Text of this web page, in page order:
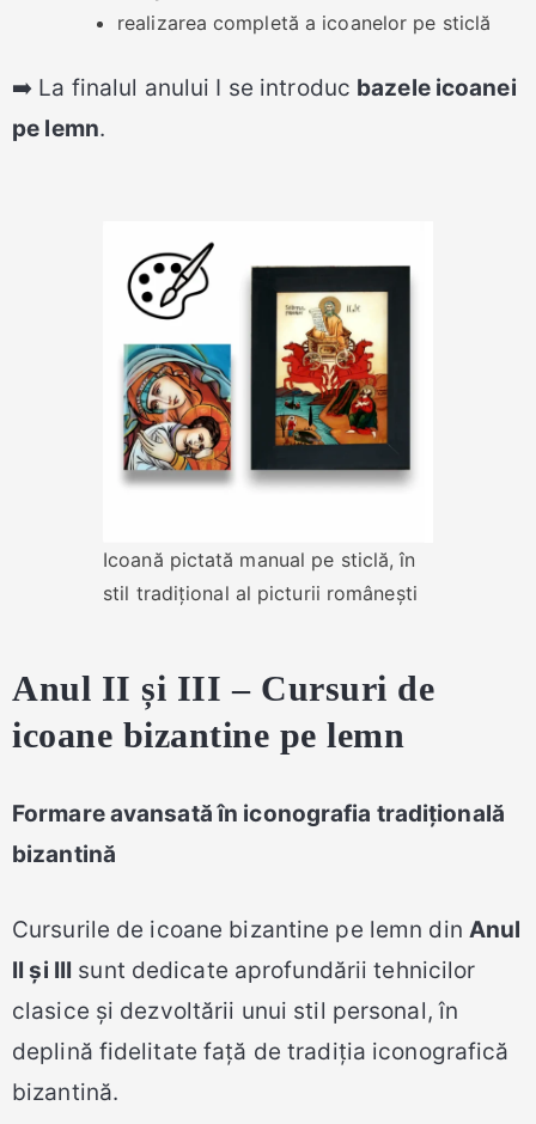
realizarea completă a icoanelor pe sticlă
➡️ La finalul anului I se introduc bazele icoanei
pe lemn.
Icoană pictată manual pe sticlă, în
stil tradițional al picturii românești
Anul II și III – Cursuri de
icoane bizantine pe lemn
Formare avansată în iconografia tradițională
bizantină
Cursurile de icoane bizantine pe lemn din Anul
II și III sunt dedicate aprofundării tehnicilor
clasice și dezvoltării unui stil personal, în
deplină fidelitate față de tradiția iconografică
bizantină.